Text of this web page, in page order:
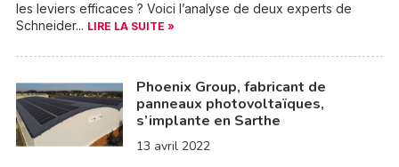
les leviers efficaces ? Voici l’analyse de deux experts de
Schneider... LIRE LA SUITE »
Phoenix Group, fabricant de
panneaux photovoltaïques,
s’implante en Sarthe
13 avril 2022